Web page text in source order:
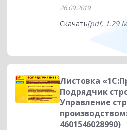
26.09.2019
Скачать[pdf, 1.29
Листовка
Подрядчик
Управление
4601546028990)